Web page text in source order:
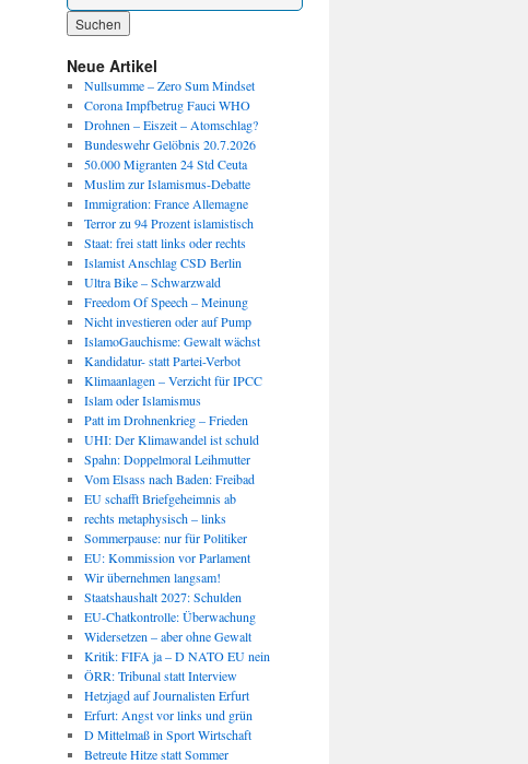
Neue Artikel
Nullsumme – Zero Sum Mindset
Corona Impfbetrug Fauci WHO
Drohnen – Eiszeit – Atomschlag?
Bundeswehr Gelöbnis 20.7.2026
50.000 Migranten 24 Std Ceuta
Muslim zur Islamismus-Debatte
Immigration: France Allemagne
Terror zu 94 Prozent islamistisch
Staat: frei statt links oder rechts
Islamist Anschlag CSD Berlin
Ultra Bike – Schwarzwald
Freedom Of Speech – Meinung
Nicht investieren oder auf Pump
IslamoGauchisme: Gewalt wächst
Kandidatur- statt Partei-Verbot
Klimaanlagen – Verzicht für IPCC
Islam oder Islamismus
Patt im Drohnenkrieg – Frieden
UHI: Der Klimawandel ist schuld
Spahn: Doppelmoral Leihmutter
Vom Elsass nach Baden: Freibad
EU schafft Briefgeheimnis ab
rechts metaphysisch – links
Sommerpause: nur für Politiker
EU: Kommission vor Parlament
Wir übernehmen langsam!
Staatshaushalt 2027: Schulden
EU-Chatkontrolle: Überwachung
Widersetzen – aber ohne Gewalt
Kritik: FIFA ja – D NATO EU nein
ÖRR: Tribunal statt Interview
Hetzjagd auf Journalisten Erfurt
Erfurt: Angst vor links und grün
D Mittelmaß in Sport Wirtschaft
Betreute Hitze statt Sommer